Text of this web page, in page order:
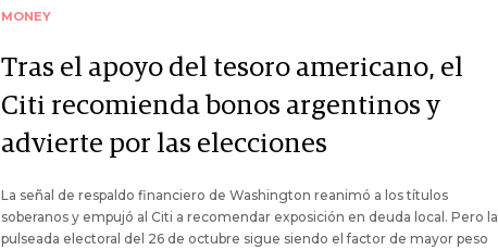
MONEY
Tras el apoyo del tesoro americano, el
Citi recomienda bonos argentinos y
advierte por las elecciones
La señal de respaldo financiero de Washington reanimó a los títulos
soberanos y empujó al Citi a recomendar exposición en deuda local. Pero la
pulseada electoral del 26 de octubre sigue siendo el factor de mayor peso